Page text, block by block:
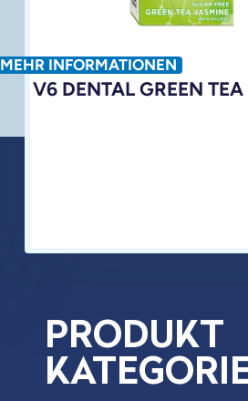
V6 DENTAL GREEN
MEHR INFORMATIONEN
PRODUKT